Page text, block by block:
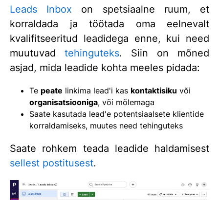
Leads Inbox on spetsiaalne ruum, et
korraldada ja töötada oma eelnevalt
kvalifitseeritud leadidega enne, kui need
muutuvad tehinguteks. Siin on mõned
asjad, mida leadide kohta meeles pidada:
Te peate linkima lead'i kas kontaktisiku või
organisatsiooniga, või mõlemaga
Saate kasutada lead'e potentsiaalsete klientide
korraldamiseks, muutes need tehinguteks
Saate rohkem teada leadide haldamisest
sellest postitusest.